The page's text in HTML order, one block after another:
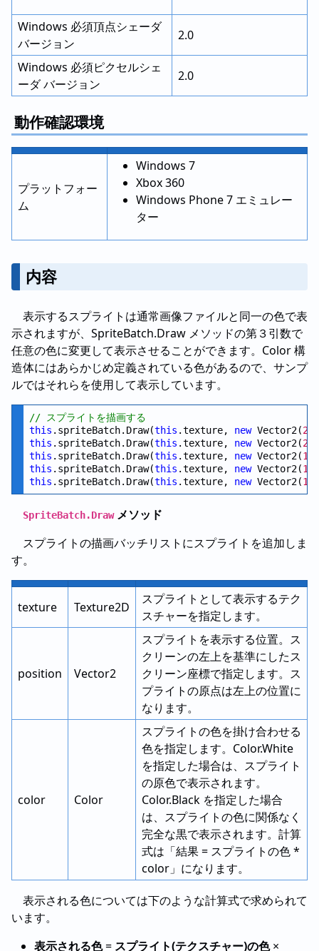
Windows 必須頂点シェーダ
バージョン
2.0
Windows 必須ピクセルシェ
ーダ バージョン
2.0
動作確認環境
プラットフォー
ム
Windows 7
Xbox 360
Windows Phone 7 エミュレー
ター
内容
表示するスプライトは通常画像ファイルと同一の色で表
示されますが、SpriteBatch.Draw メソッドの第３引数で
任意の色に変更して表示させることができます。Color 構
造体にはあらかじめ定義されている色があるので、サンプ
ルではそれらを使用して表示しています。
// スプライトを描画する
this .spriteBatch.Draw(this .texture, new Vector2(
this .spriteBatch.Draw(this .texture, new Vector2(
this .spriteBatch.Draw(this .texture, new Vector2(
this .spriteBatch.Draw(this .texture, new Vector2(
this .spriteBatch.Draw(this .texture, new Vector2(
SpriteBatch.Drawメソッド
スプライトの描画バッチリストにスプライトを追加しま
す。
texture Texture2D
スプライトとして表示するテク
スチャーを指定します。
position Vector2
スプライトを表示する位置。ス
クリーンの左上を基準にしたス
クリーン座標で指定します。ス
プライトの原点は左上の位置に
なります。
color Color
スプライトの色を掛け合わせる
色を指定します。Color.White
を指定した場合は、スプライト
の原色で表示されます。
Color.Black を指定した場合
は、スプライトの色に関係なく
完全な黒で表示されます。計算
式は「結果 = スプライトの色 *
color」になります。
表示される色については下のような計算式で求められて
います。
表示される色= スプライト(テクスチャー)の色×